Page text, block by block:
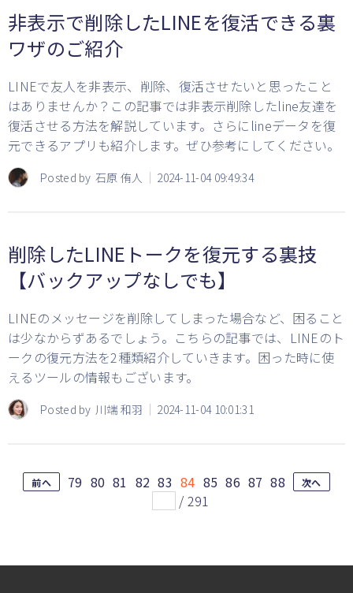
非表示で削除したLINEを復活できる裏
ワザのご紹介
LINEで友人を非表示、削除、復活させたいと思ったこと
はありませんか？この記事では非表示削除したline友達を
復活させる方法を解説しています。さらにlineデータを復
元できるアプリも紹介します。ぜひ参考にしてください。
Posted by 石原 侑人 2024-11-04 09:49:34
削除したLINEトークを復元する裏技
【バックアップなしでも】
LINEのメッセージを削除してしまった場合など、困ること
は少なからずあるでしょう。こちらの記事では、LINEのト
ークの復元方法を2種類紹介していきます。困った時に使
えるツールの情報もございます。
Posted by 川端 和羽 2024-11-04 10:01:31
前へ 79 80 81 82 83 84 85 86 87 88 次へ
/ 291